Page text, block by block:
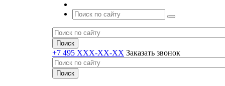
+7 495 XXX-XX-XX Заказать звонок